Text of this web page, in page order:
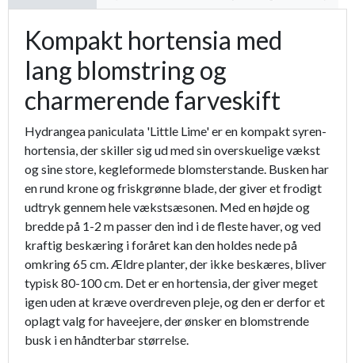
Kompakt hortensia med
lang blomstring og
charmerende farveskift
Hydrangea paniculata 'Little Lime' er en kompakt syren-
hortensia, der skiller sig ud med sin overskuelige vækst
og sine store, kegleformede blomsterstande. Busken har
en rund krone og friskgrønne blade, der giver et frodigt
udtryk gennem hele vækstsæsonen. Med en højde og
bredde på 1-2 m passer den ind i de fleste haver, og ved
kraftig beskæring i foråret kan den holdes nede på
omkring 65 cm. Ældre planter, der ikke beskæres, bliver
typisk 80-100 cm. Det er en hortensia, der giver meget
igen uden at kræve overdreven pleje, og den er derfor et
oplagt valg for haveejere, der ønsker en blomstrende
busk i en håndterbar størrelse.